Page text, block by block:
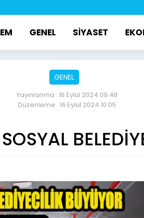
GENEL SİYASET
GENEL
Yayınlanma : 16 Eylül 2024 09:48
Düzenleme : 16 Eylül 2024 10:05